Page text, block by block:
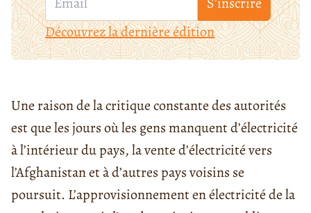
Découvrez la dernière édition
Une raison de la critique constante des autorités
est que les jours où les gens manquent d’électricité
à l’intérieur du pays, la vente d’électricité vers
l’Afghanistan et à d’autres pays voisins se
poursuit. L’approvisionnement en électricité de la